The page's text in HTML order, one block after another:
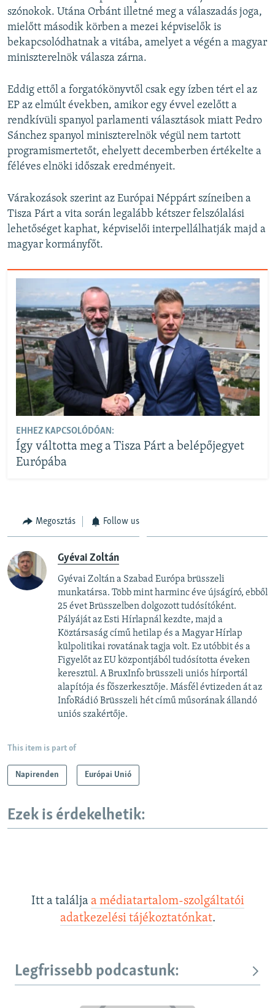
szónokok. Utána Orbánt illetné meg a válaszadás joga,
mielőtt második körben a mezei képviselők is
bekapcsolódhatnak a vitába, amelyet a végén a magyar
miniszterelnök válasza zárna.
Eddig ettől a forgatókönyvtől csak egy ízben tért el az
EP az elmúlt években, amikor egy évvel ezelőtt a
rendkívüli spanyol parlamenti választások miatt Pedro
Sánchez spanyol miniszterelnök végül nem tartott
programismertetőt, ehelyett decemberben értékelte a
féléves elnöki időszak eredményeit.
Várakozások szerint az Európai Néppárt színeiben a
Tisza Párt a vita során legalább kétszer felszólalási
lehetőséget kaphat, képviselői interpellálhatják majd a
magyar kormányfőt.
EHHEZ KAPCSOLÓDÓAN:
Így váltotta meg a Tisza Párt a belépőjegyet
Európába
Megosztás Follow us
Gyévai Zoltán
Gyévai Zoltán a Szabad Európa brüsszeli
munkatársa. Több mint harminc éve újságíró, ebből
25 évet Brüsszelben dolgozott tudósítóként.
Pályáját az Esti Hírlapnál kezdte, majd a
Köztársaság című hetilap és a Magyar Hírlap
külpolitikai rovatának tagja volt. Ez utóbbit és a
Figyelőt az EU központjából tudósította éveken
keresztül. A BruxInfo brüsszeli uniós hírportál
alapítója és főszerkesztője. Másfél évtizeden át az
InfoRádió Brüsszeli hét című műsorának állandó
uniós szakértője.
This item is part of
Napirenden Európai Unió
Ezek is érdekelhetik:
Itt a találja a médiatartalom-szolgáltatói
adatkezelési tájékoztatónkat.
Legfrissebb podcastunk: